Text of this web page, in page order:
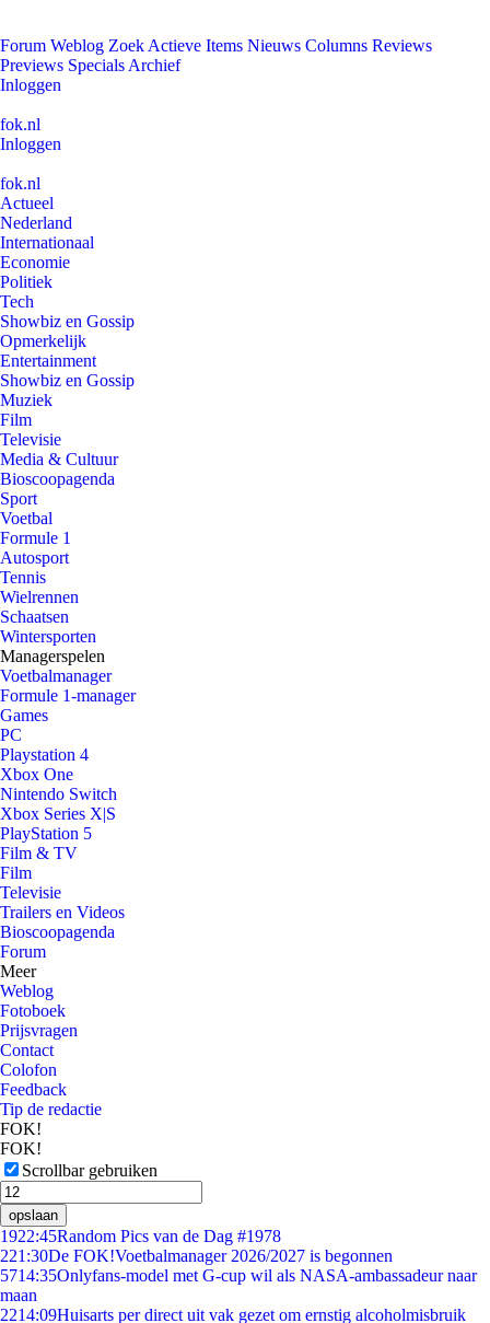
Forum Weblog Zoek Actieve Items Nieuws Columns Reviews
Previews Specials Archief
Inloggen
fok.nl
Inloggen
fok.nl
Actueel
Nederland
Internationaal
Economie
Politiek
Tech
Showbiz en Gossip
Opmerkelijk
Entertainment
Showbiz en Gossip
Muziek
Film
Televisie
Media & Cultuur
Bioscoopagenda
Sport
Voetbal
Formule 1
Autosport
Tennis
Wielrennen
Schaatsen
Wintersporten
Managerspelen
Voetbalmanager
Formule 1-manager
Games
PC
Playstation 4
Xbox One
Nintendo Switch
Xbox Series X|S
PlayStation 5
Film & TV
Film
Televisie
Trailers en Videos
Bioscoopagenda
Forum
Meer
Weblog
Fotoboek
Prijsvragen
Contact
Colofon
Feedback
Tip de redactie
FOK!
FOK!
Scrollbar gebruiken
opslaan
1922:45Random Pics van de Dag #1978
221:30De FOK!Voetbalmanager 2026/2027 is begonnen
5714:35Onlyfans-model met G-cup wil als NASA-ambassadeur naar
maan
2214:09Huisarts per direct uit vak gezet om ernstig alcoholmisbruik